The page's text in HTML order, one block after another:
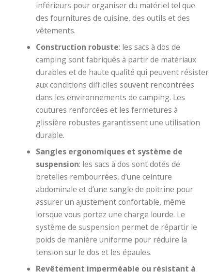
inférieurs pour organiser du matériel tel que
des fournitures de cuisine, des outils et des
vêtements.
Construction robuste: les sacs à dos de
camping sont fabriqués à partir de matériaux
durables et de haute qualité qui peuvent résister
aux conditions difficiles souvent rencontrées
dans les environnements de camping. Les
coutures renforcées et les fermetures à
glissière robustes garantissent une utilisation
durable.
Sangles ergonomiques et système de
suspension: les sacs à dos sont dotés de
bretelles rembourrées, d’une ceinture
abdominale et d’une sangle de poitrine pour
assurer un ajustement confortable, même
lorsque vous portez une charge lourde. Le
système de suspension permet de répartir le
poids de manière uniforme pour réduire la
tension sur le dos et les épaules.
Revêtement imperméable ou résistant à